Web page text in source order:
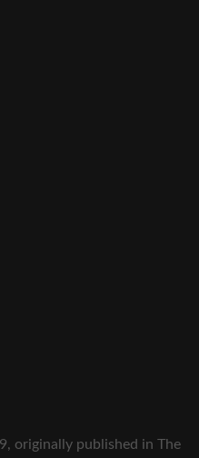
originally published in The